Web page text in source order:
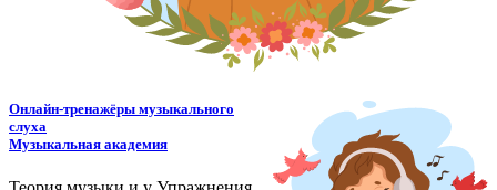
Онлайн-тренажёры музыкального
слуха
Музыкальная академия